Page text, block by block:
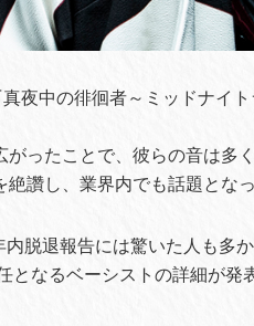
夜中の徘徊者～ミッドナイ
ったことで、彼らの音は多
絶讚し、業界内でも話題とな
脱退報告には驚いた人も多
となるベーシストの詳細が発